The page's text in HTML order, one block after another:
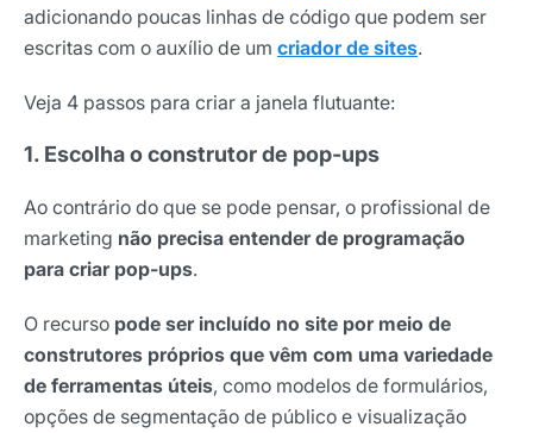
adicionando poucas linhas de código que podem ser
escritas com o auxílio de um criador de sites.
Veja 4 passos para criar a janela flutuante:
1. Escolha o construtor de pop-ups
Ao contrário do que se pode pensar, o profissional de
marketing não precisa entender de programação
para criar pop-ups.
O recurso pode ser incluído no site por meio de
construtores próprios que vêm com uma variedade
de ferramentas úteis, como modelos de formulários,
opções de segmentação de público e visualização
Receba os melhores insights da Locaweb
Tendências e materiais exclusivos do mercado
digital que valem a leitura.
Nome